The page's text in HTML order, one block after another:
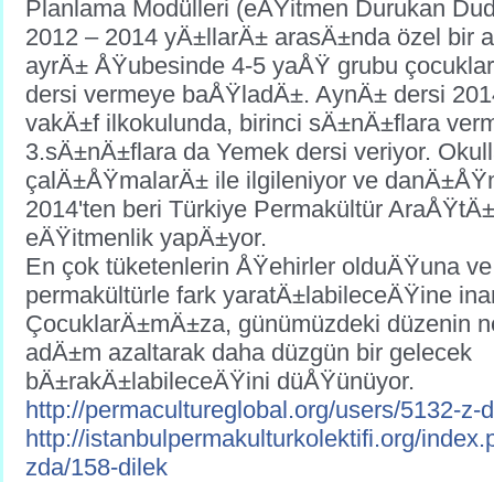
Planlama Modülleri (eÄŸitmen Durukan
2012 – 2014 yÄ±llarÄ± arasÄ±nda özel bir
ayrÄ± ÅŸubesinde 4-5 yaÅŸ grubu
dersi vermeye baÅŸladÄ±. AynÄ± dersi
vakÄ±f ilkokulunda, birinci sÄ±nÄ±flara
3.sÄ±nÄ±flara da Yemek dersi veriyor.
çalÄ±ÅŸmalarÄ± ile ilgileniyor ve
2014'ten beri Türkiye Permakültür
eÄŸitmenlik yapÄ±yor.
En çok tüketenlerin ÅŸehirler olduÄŸuna
permakültürle fark yaratÄ±labileceÄŸine
ÇocuklarÄ±mÄ±za, günümüzdeki düzenin
adÄ±m azaltarak daha düzgün bir gelecek
bÄ±rakÄ±labileceÄŸini düÅŸünüyor.
http://permacultureglobal.org/users/5132-z-
http://istanbulpermakulturkolektifi.org/
zda/158-dilek